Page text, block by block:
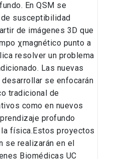
En QSM se
susceptibilidad
de imágenes 3D que
χmagnético punto a
resolver un problema
Las nuevas
se enfocarán
tradicional de
como en nuevos
profundo
física.Estos proyectos
se realizarán en el
Biomédicas UC